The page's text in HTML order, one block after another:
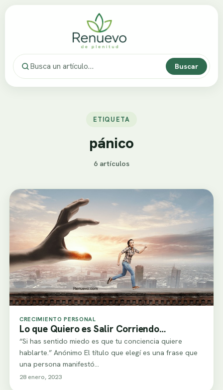
Buscar
ETIQUETA
pánico
6 artículos
CRECIMIENTO PERSONAL
Lo que Quiero es Salir Corriendo…
“Si has sentido miedo es que tu conciencia quiere
hablarte.” Anónimo El título que elegí es una frase que
una persona manifestó…
28 enero, 2023